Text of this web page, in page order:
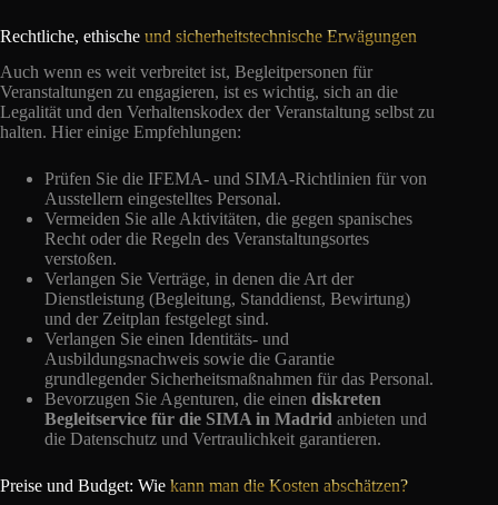
Rechtliche, ethische und sicherheitstechnische Erwägungen
Auch wenn es weit verbreitet ist, Begleitpersonen für
Veranstaltungen zu engagieren, ist es wichtig, sich an die
Legalität und den Verhaltenskodex der Veranstaltung selbst zu
halten. Hier einige Empfehlungen:
Prüfen Sie die IFEMA- und SIMA-Richtlinien für von
Ausstellern eingestelltes Personal.
Vermeiden Sie alle Aktivitäten, die gegen spanisches
Recht oder die Regeln des Veranstaltungsortes
verstoßen.
Verlangen Sie Verträge, in denen die Art der
Dienstleistung (Begleitung, Standdienst, Bewirtung)
und der Zeitplan festgelegt sind.
Verlangen Sie einen Identitäts- und
Ausbildungsnachweis sowie die Garantie
grundlegender Sicherheitsmaßnahmen für das Personal.
Bevorzugen Sie Agenturen, die einen diskreten
Begleitservice für die SIMA in Madrid anbieten und
die Datenschutz und Vertraulichkeit garantieren.
Preise und Budget: Wie kann man die Kosten abschätzen?